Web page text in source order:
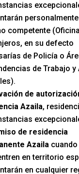
competente
en su defecto
de Policía o
de Trabajo y
de
Azaila,
de residencia
Azailacuando
en territorio
en cualquier